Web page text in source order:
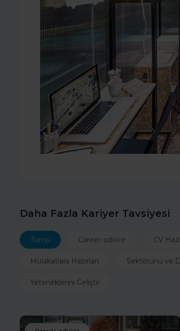
Daha Fazla Kariyer Tavsiyesi
Tümü Career-advice CV
Mülakatlara Hazırlan Sektörünü ve
Yeteneklerini Geliştir